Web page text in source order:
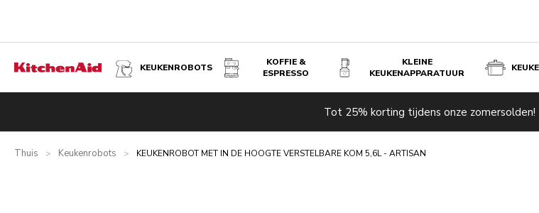
KEUKENROBOTS
KOFFIE &
ESPRESSO
KLEINE
KEUKENAPPARATUUR
Tot 25% korting tijdens onze zomersolden!
Thuis > Keukenrobots > KEUKENROBOT MET IN DE HOOGTE VERSTELBARE KOM 5,6L - ARTISAN
Gerelateerde producten Inspiratie Technische